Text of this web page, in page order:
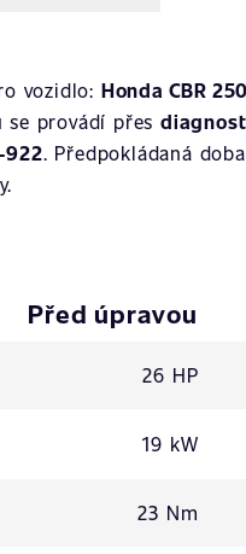
vozidlo: Honda CBR
se provádí přes
922. Předpokládaná
Před úpravou
26 HP
19 kW
23 Nm